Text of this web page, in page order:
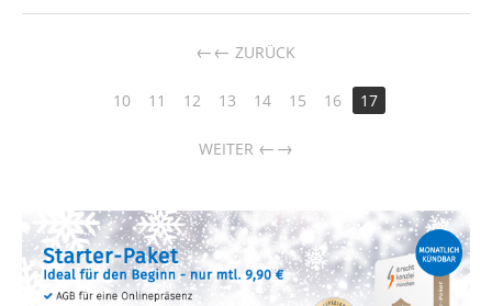
← ZURÜCK
10 11 12 13 14 15 16 17
WEITER →